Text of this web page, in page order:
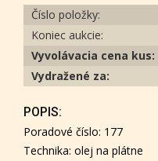
Číslo položky:
Koniec aukcie:
Vyvolávacia cena kus:
Vydražené za:
POPIS:
Poradové číslo: 177
Technika: olej na plátne